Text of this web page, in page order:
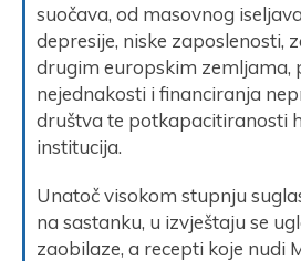
suočava, od masovnog
depresije, niske zaposlenosti,
drugim europskim zemljama,
nejednakosti i financiranja
društva te potkapacitiranosti
institucija.
Unatoč visokom stupnju
na sastanku, u izvještaju se
zaobilaze, a recepti koje nudi